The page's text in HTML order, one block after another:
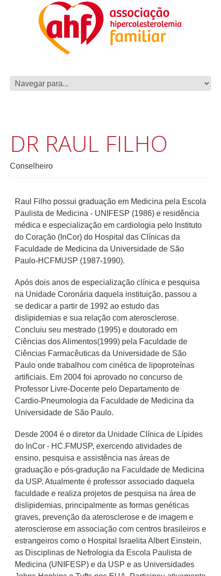
DR RAUL FILHO
Conselheiro
Raul Filho possui graduação em Medicina pela Escola
Paulista de Medicina - UNIFESP (1986) e residência
médica e especialização em cardiologia pelo Instituto
do Coração (InCor) do Hospital das Clínicas da
Faculdade de Medicina da Universidade de São
Paulo-HCFMUSP (1987-1990).
Após dois anos de especialização clínica e pesquisa
na Unidade Coronária daquela instituição, passou a
se dedicar a partir de 1992 ao estudo das
dislipidemias e sua relação com aterosclerose.
Concluiu seu mestrado (1995) e doutorado em
Ciências dos Alimentos(1999) pela Faculdade de
Ciências Farmacêuticas da Universidade de São
Paulo onde trabalhou com cinética de lipoproteínas
artificiais. Em 2004 foi aprovado no concurso de
Professor Livre-Docente pelo Departamento de
Cardio-Pneumologia da Faculdade de Medicina da
Universidade de São Paulo.
Desde 2004 é o diretor da Unidade Clínica de Lípides
do InCor - HC.FMUSP, exercendo atividades de
ensino, pesquisa e assistência nas áreas de
graduação e pós-gradução na Faculdade de Medicina
da USP. Atualmente é professor associado daquela
faculdade e realiza projetos de pesquisa na área de
dislipidemias, principalmente as formas genéticas
graves, prevenção da aterosclerose e de imagem e
aterosclerose em associação com centros brasileiros e
estrangeiros como o Hospital Israelita Albert Einstein,
as Disciplinas de Nefrologia da Escola Paulista de
Medicina (UNIFESP) e da USP e as Universidades